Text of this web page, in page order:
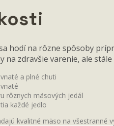
hodí na rôzne spôsoby
na zdravšie varenie, ale
a plné chuti
rôznych mäsových jedál
každé jedlo
kvalitné mäso na všestranné